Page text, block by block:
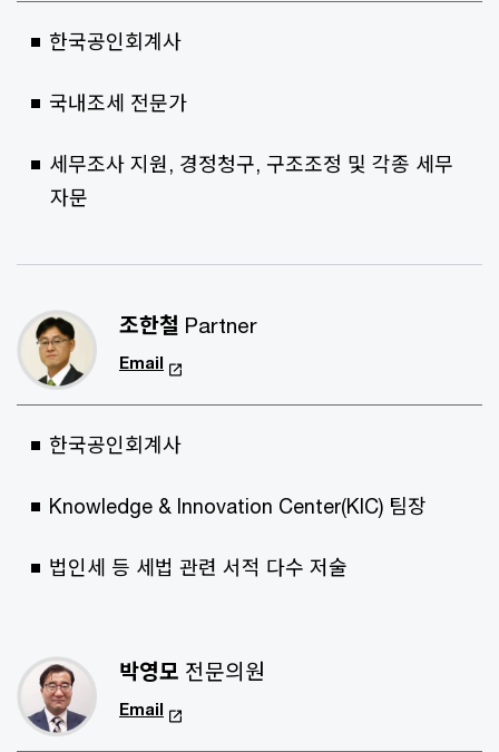
한국공인회계사
국내조세 전문가
세무조사 지원, 경정청구, 구조조정 및 각종 세무
자문
조한철 Partner
Email
한국공인회계사
Knowledge & Innovation Center(KIC) 팀장
법인세 등 세법 관련 서적 다수 저술
박영모 전문의원
Email